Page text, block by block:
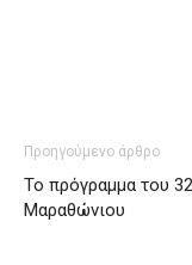
Προηγούμενο άρθρο
Το πρόγραμμα του
Μαραθώνιου